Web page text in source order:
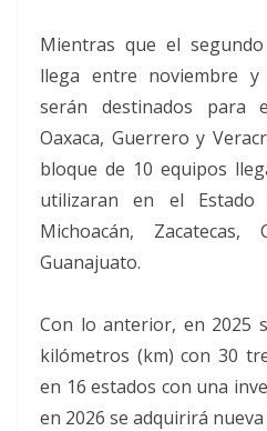
Mientras que el
llega entre noviembre y
serán destinados para
Oaxaca, Guerrero y
bloque de 10 equipos
utilizaran en el Estado
Michoacán, Zacatecas,
Guanajuato.
Con lo anterior, en 2025
kilómetros (km) con 30
en 16 estados con una
en 2026 se adquirirá